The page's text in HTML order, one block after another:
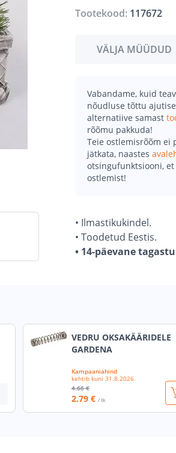
Tootekood: 117672
VÄLJA MÜÜDUD
Vabandame, kuid
nõudluse tõttu
alternatiive samast
rõõmu pakkuda!
Teie ostlemisrõõm ei
jätkata, naastes
otsingufunktsiooni,
ostlemist!
• Ilmastikukindel.
• Toodetud Eestis.
• 14-päevane
VEDRU OKSAKÄÄRIDELE
GARDENA
Kampaaniahind
kehtib kuni 31.8.2026
4.66 €
2.79 € / tk